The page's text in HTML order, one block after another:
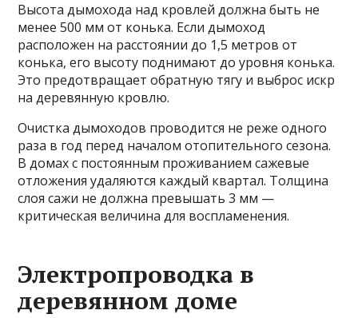
Высота дымохода над кровлей должна быть не
менее 500 мм от конька. Если дымоход
расположен на расстоянии до 1,5 метров от
конька, его высоту поднимают до уровня конька.
Это предотвращает обратную тягу и выброс искр
на деревянную кровлю.
Очистка дымоходов проводится не реже одного
раза в год перед началом отопительного сезона.
В домах с постоянным проживанием сажевые
отложения удаляются каждый квартал. Толщина
слоя сажи не должна превышать 3 мм —
критическая величина для воспламенения.
Электропроводка в
деревянном доме